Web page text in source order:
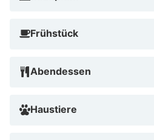
Frühstück
Abendessen
Haustiere